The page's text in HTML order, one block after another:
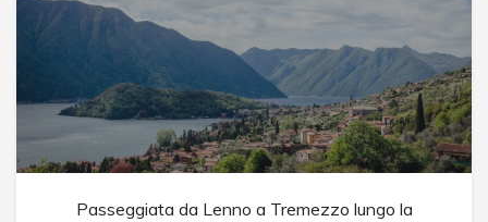
Passeggiata da Lenno a Tremezzo lungo la